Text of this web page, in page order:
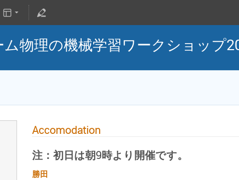
ム物理の機械学習ワークショップ
Accomodation
注：初日は朝9時より開催です。
勝田